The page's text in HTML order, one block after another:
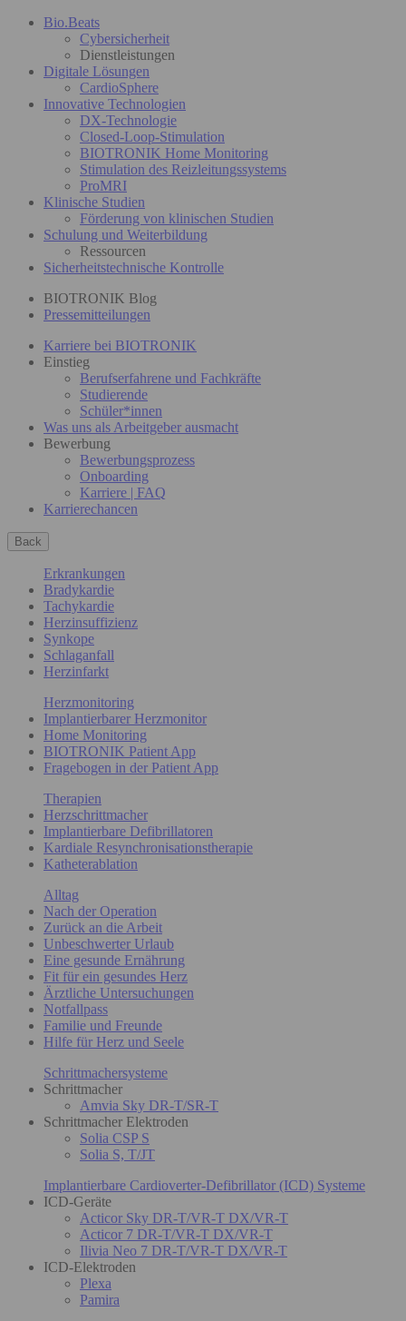
Bio.Beats
Cybersicherheit
Dienstleistungen
Digitale Lösungen
CardioSphere
Innovative Technologien
DX-Technologie
Closed-Loop-Stimulation
BIOTRONIK Home Monitoring
Stimulation des Reizleitungssystems
ProMRI
Klinische Studien
Förderung von klinischen Studien
Schulung und Weiterbildung
Ressourcen
Sicherheitstechnische Kontrolle
BIOTRONIK Blog
Pressemitteilungen
Karriere bei BIOTRONIK
Einstieg
Berufserfahrene und Fachkräfte
Studierende
Schüler*innen
Was uns als Arbeitgeber ausmacht
Bewerbung
Bewerbungsprozess
Onboarding
Karriere | FAQ
Karrierechancen
Back
Erkrankungen
Bradykardie
Tachykardie
Herzinsuffizienz
Synkope
Schlaganfall
Herzinfarkt
Herzmonitoring
Implantierbarer Herzmonitor
Home Monitoring
BIOTRONIK Patient App
Fragebogen in der Patient App
Therapien
Herzschrittmacher
Implantierbare Defibrillatoren
Kardiale Resynchronisationstherapie
Katheterablation
Alltag
Nach der Operation
Zurück an die Arbeit
Unbeschwerter Urlaub
Eine gesunde Ernährung
Fit für ein gesundes Herz
Ärztliche Untersuchungen
Notfallpass
Familie und Freunde
Hilfe für Herz und Seele
Schrittmachersysteme
Schrittmacher
Amvia Sky DR-T/SR-T
Schrittmacher Elektroden
Solia CSP S
Solia S, T/JT
Implantierbare Cardioverter-Defibrillator (ICD) Systeme
ICD-Geräte
Acticor Sky DR-T/VR-T DX/VR-T
Acticor 7 DR-T/VR-T DX/VR-T
Ilivia Neo 7 DR-T/VR-T DX/VR-T
ICD-Elektroden
Plexa
Pamira